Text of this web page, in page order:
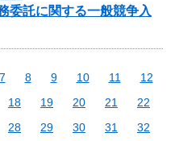
委託に関する一般競争入
7 8 9 10 11
12
18 19 20 21
22
28 29 30 31
32